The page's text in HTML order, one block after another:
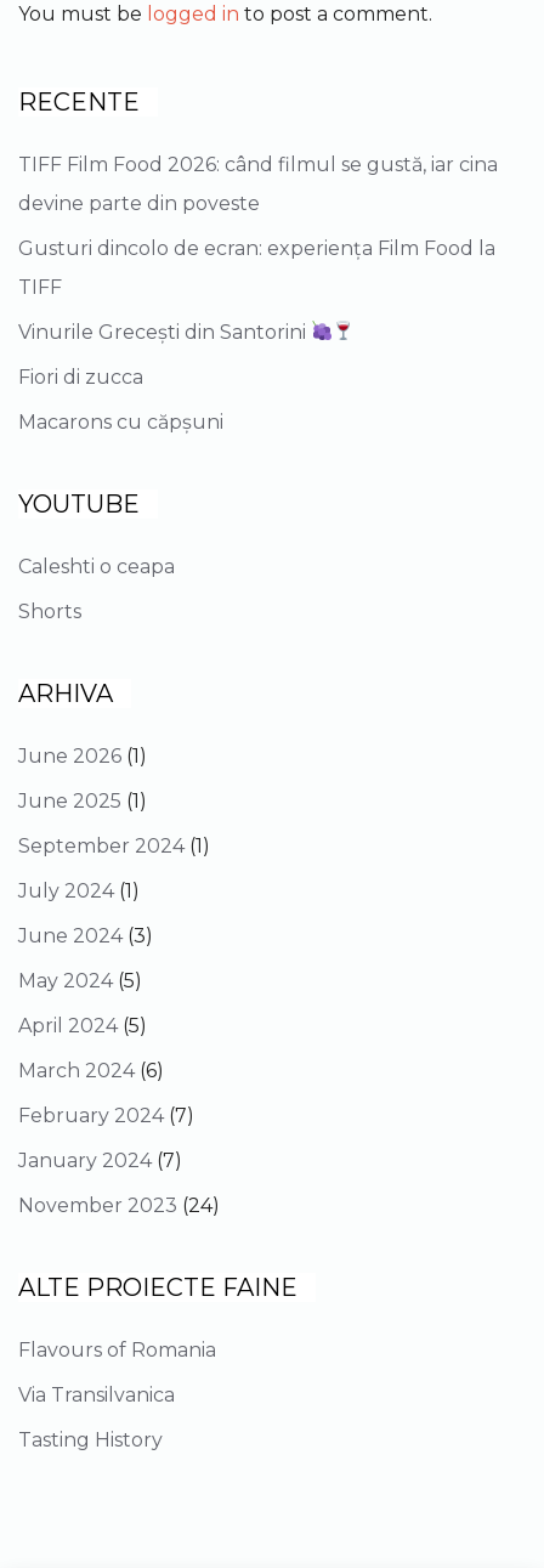
You must be logged in to post a comment.
RECENTE
TIFF Film Food 2026: când filmul se gustă, iar cina
devine parte din poveste
Gusturi dincolo de ecran: experiența Film Food la
TIFF
Vinurile Grecești din Santorini
Fiori di zucca
Macarons cu căpșuni
YOUTUBE
Caleshti o ceapa
Shorts
ARHIVA
June 2026 (1)
June 2025 (1)
September 2024(1)
July 2024(1)
June 2024(3)
May 2024(5)
April 2024(5)
March 2024(6)
February 2024(7)
January 2024(7)
November 2023 (24)
ALTE PROIECTE FAINE
Flavours of Romania
Via Transilvanica
Tasting History